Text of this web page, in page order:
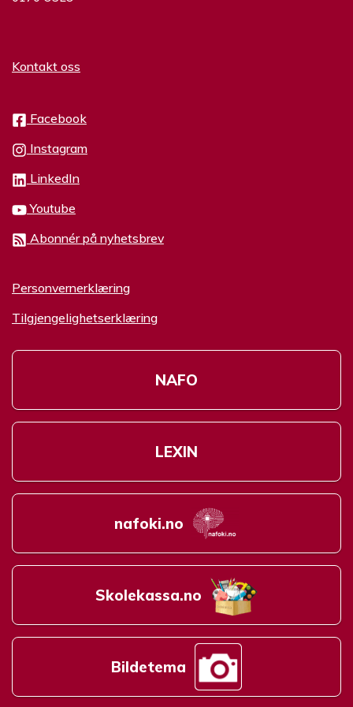
Kontakt oss
Facebook
Instagram
LinkedIn
Youtube
Abonnér på nyhetsbrev
Personvernerklæring
Tilgjengelighetserklæring
NAFO
LEXIN
nafoki.no
Skolekassa.no
Bildetema